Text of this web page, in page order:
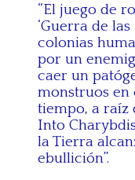
“El juego de
‘Guerra de
colonias
por un
caer un
monstruos en
tiempo, a raíz
Into
la Tierra
ebullición”.